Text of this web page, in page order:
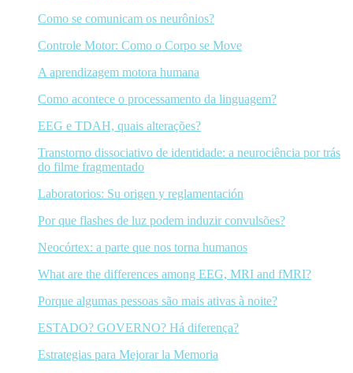
Como se comunicam os neurônios?
Controle Motor: Como o Corpo se Move
A aprendizagem motora humana
Como acontece o processamento da linguagem?
EEG e TDAH, quais alterações?
Transtorno dissociativo de identidade: a neurociência por trás
do filme fragmentado
Laboratorios: Su origen y reglamentación
Por que flashes de luz podem induzir convulsões?
Neocórtex: a parte que nos torna humanos
What are the differences among EEG, MRI and fMRI?
Porque algumas pessoas são mais ativas à noite?
ESTADO? GOVERNO? Há diferença?
Estrategias para Mejorar la Memoria